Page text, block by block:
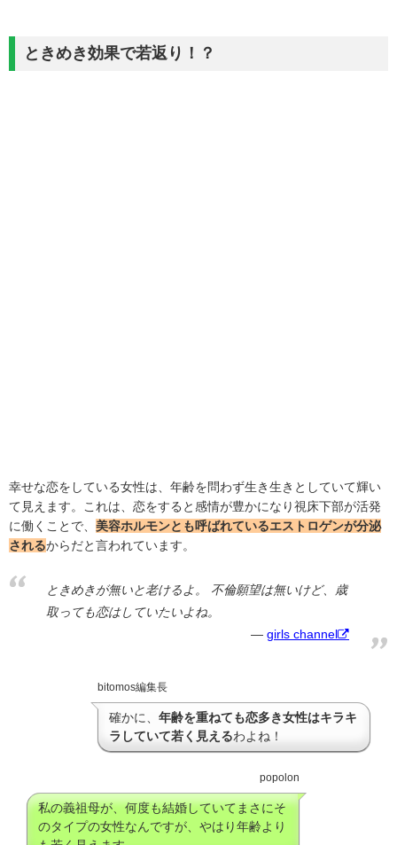
ときめき効果で若返り！？
幸せな恋をしている女性は、年齢を問わず生き生きとしていて輝い
て見えます。これは、恋をすると感情が豊かになり視床下部が活発
に働くことで、 美容ホルモンとも呼ばれているエストロゲンが分泌
されるからだと言われています。
ときめきが無いと老けるよ。 不倫願望は無いけど、歳
取っても恋はしていたいよね。
girls channel
bitomos編集長
確かに、 年齢を重ねても恋多き女性はキラキ
ラしていて若く見えるわよね！
popolon
私の義祖母が、何度も結婚していてまさにそ
のタイプの女性なんですが、やはり年齢より